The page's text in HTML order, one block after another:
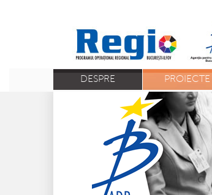
DESPRE PROIECTE